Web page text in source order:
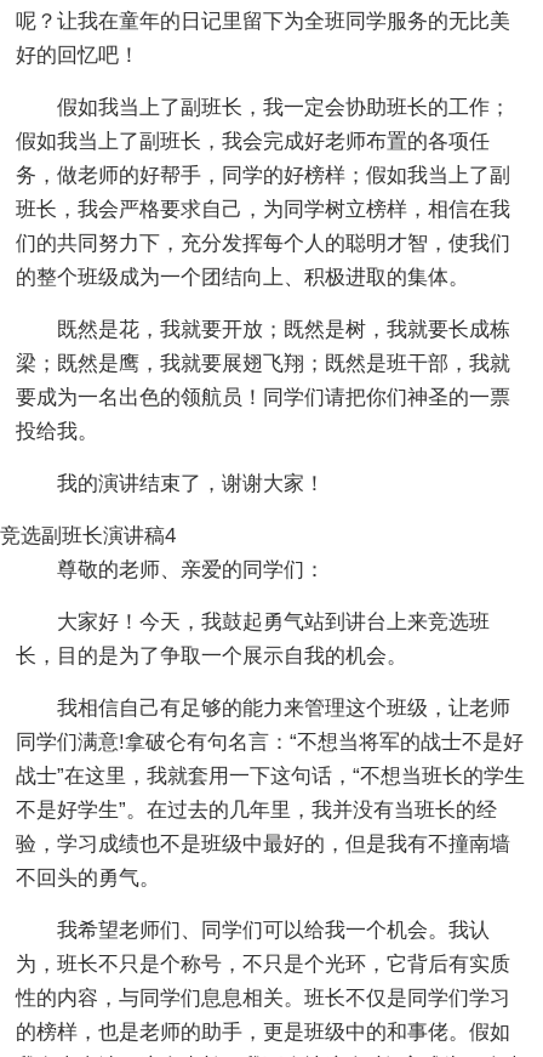
呢？让我在童年的日记里留下为全班同学服务的无比美
好的回忆吧！
假如我当上了副班长，我一定会协助班长的工作；
假如我当上了副班长，我会完成好老师布置的各项任
务，做老师的好帮手，同学的好榜样；假如我当上了副
班长，我会严格要求自己，为同学树立榜样，相信在我
们的共同努力下，充分发挥每个人的聪明才智，使我们
的整个班级成为一个团结向上、积极进取的集体。
既然是花，我就要开放；既然是树，我就要长成栋
梁；既然是鹰，我就要展翅飞翔；既然是班干部，我就
要成为一名出色的领航员！同学们请把你们神圣的一票
投给我。
我的演讲结束了，谢谢大家！
竞选副班长演讲稿4
尊敬的老师、亲爱的同学们：
大家好！今天，我鼓起勇气站到讲台上来竞选班
长，目的是为了争取一个展示自我的机会。
我相信自己有足够的能力来管理这个班级，让老师
同学们满意!拿破仑有句名言：“不想当将军的战士不是好
战士”在这里，我就套用一下这句话，“不想当班长的学生
不是好学生”。在过去的几年里，我并没有当班长的经
验，学习成绩也不是班级中最好的，但是我有不撞南墙
不回头的勇气。
我希望老师们、同学们可以给我一个机会。我认
为，班长不只是个称号，不只是个光环，它背后有实质
性的内容，与同学们息息相关。班长不仅是同学们学习
的榜样，也是老师的助手，更是班级中的和事佬。假如